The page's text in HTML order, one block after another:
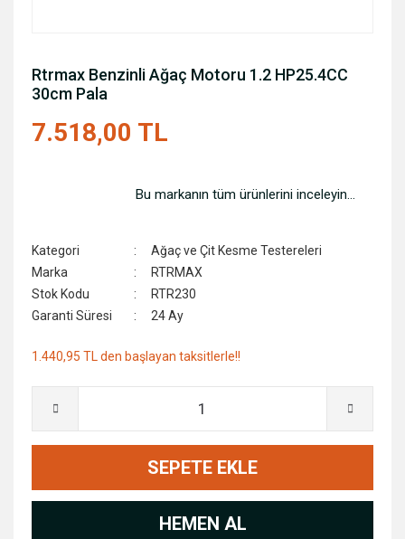
Rtrmax Benzinli Ağaç Motoru 1.2 HP25.4CC
30cm Pala
7.518,00 TL
Bu markanın tüm ürünlerini inceleyin...
Kategori
Ağaç ve Çit Kesme Testereleri
Marka
RTRMAX
Stok Kodu
RTR230
Garanti Süresi
24 Ay
1.440,95 TL den başlayan taksitlerle!!
SEPETE EKLE
HEMEN AL